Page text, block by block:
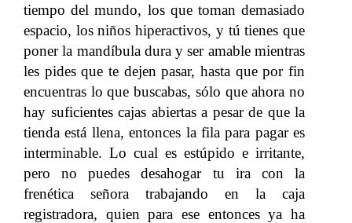
tiempo del mundo, los que toman demasiado
espacio, los niños hiperactivos, y tú tienes que
poner la mandíbula dura y ser amable mientras
les pides que te dejen pasar, hasta que por fin
encuentras lo que buscabas, sólo que ahora no
hay suficientes cajas abiertas a pesar de que la
tienda está llena, entonces la fila para pagar es
interminable. Lo cual es estúpido e irritante,
pero no puedes desahogar tu ira con la
frenética señora trabajando en la caja
registradora, quien para ese entonces ya ha